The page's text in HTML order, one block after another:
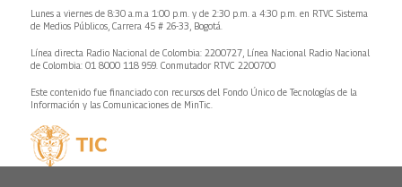
Lunes a viernes de 8:30 a.m.a 1:00 p.m. y de 2:30 p.m. a 4:30 p.m. en RTVC Sistema
de Medios Públicos, Carrera 45 # 26-33, Bogotá.
Línea directa Radio Nacional de Colombia: 2200727, Línea Nacional Radio Nacional
de Colombia: 01 8000 118 959. Conmutador RTVC 2200700
Este contenido fue financiado con recursos del Fondo Único de Tecnologías de la
Información y las Comunicaciones de MinTic.